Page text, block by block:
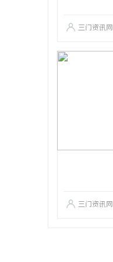
三门资讯网
三门资讯网